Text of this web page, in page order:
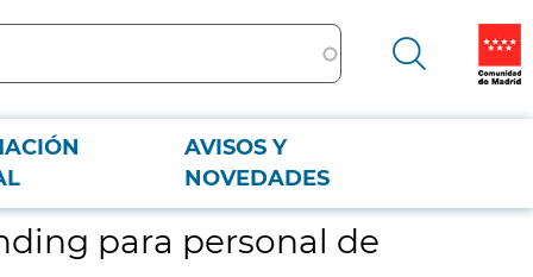
AVISOS Y
NOVEDADES
para personal de